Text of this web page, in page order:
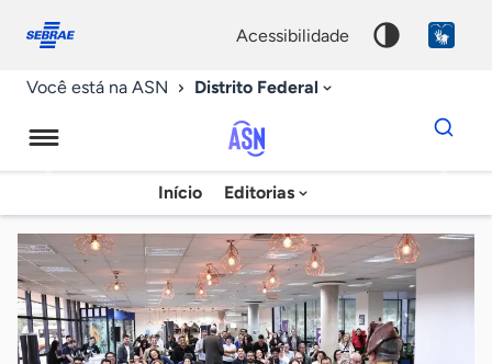
conosco
acessibilidade
Você está na ASN Distrito Federal
Agência
Sebrae
de
Notícias
Início Editorias
Dados
para
chave